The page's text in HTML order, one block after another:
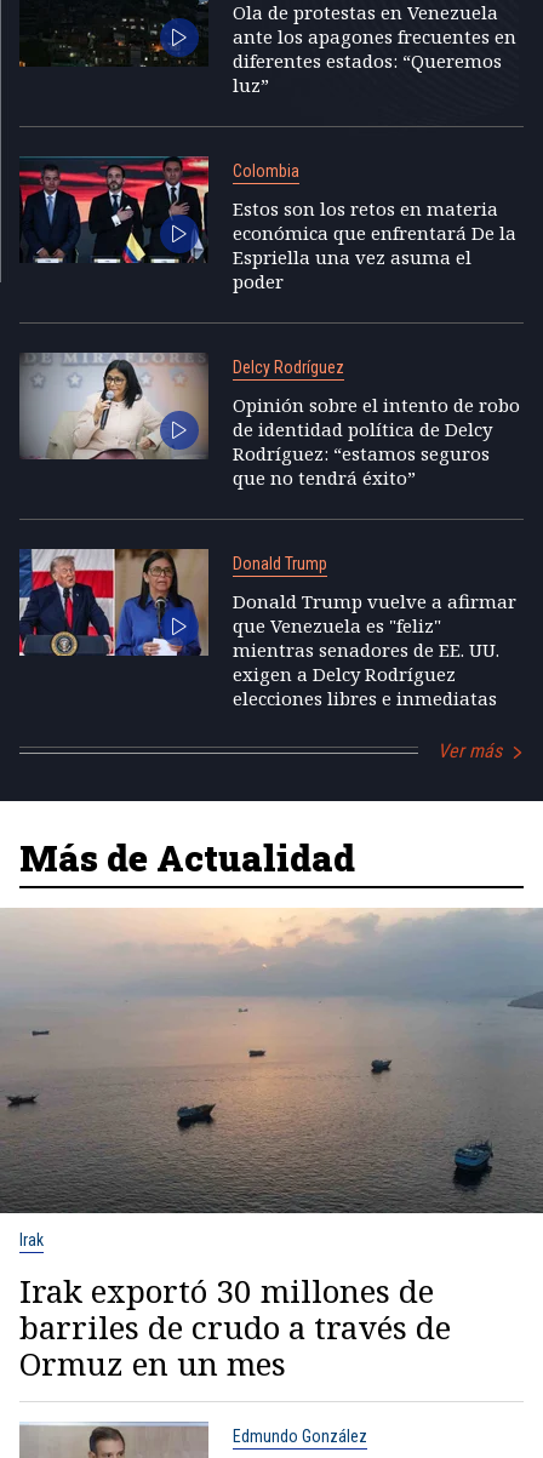
Ola de protestas en Venezuela
ante los apagones frecuentes en
diferentes estados: “Queremos
luz”
Colombia
Estos son los retos en materia
económica que enfrentará De la
Espriella una vez asuma el
poder
Delcy Rodríguez
Opinión sobre el intento de robo
de identidad política de Delcy
Rodríguez: “estamos seguros
que no tendrá éxito”
Donald Trump
Donald Trump vuelve a afirmar
que Venezuela es "feliz"
mientras senadores de EE. UU.
exigen a Delcy Rodríguez
elecciones libres e inmediatas
Ver más
Más de Actualidad
Irak
Irak exportó 30 millones de
barriles de crudo a través de
Ormuz en un mes
Edmundo González